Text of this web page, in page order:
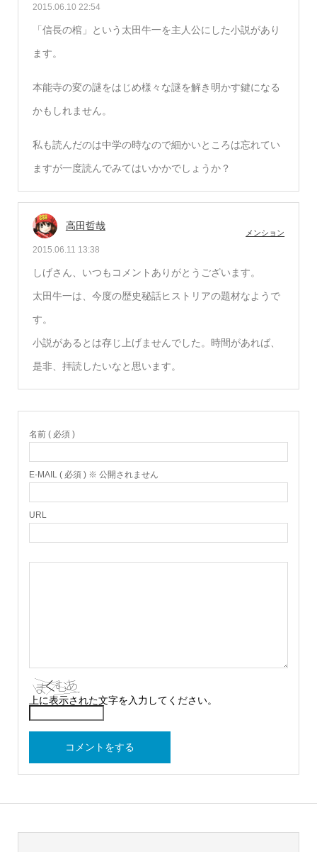
2015.06.10 22:54
「信長の棺」という太田牛一を主人公にした小説があり
ます。
本能寺の変の謎をはじめ様々な謎を解き明かす鍵になる
かもしれません。
私も読んだのは中学の時なので細かいところは忘れてい
ますが一度読んでみてはいかかでしょうか？
高田哲哉
2015.06.11 13:38
メンション
しげさん、いつもコメントありがとうございます。
太田牛一は、今度の歴史秘話ヒストリアの題材なようで
す。
小説があるとは存じ上げませんでした。時間があれば、
是非、拝読したいなと思います。
名前 ( 必須 )
E-MAIL ( 必須 ) ※ 公開されません
URL
上に表示された文字を入力してください。